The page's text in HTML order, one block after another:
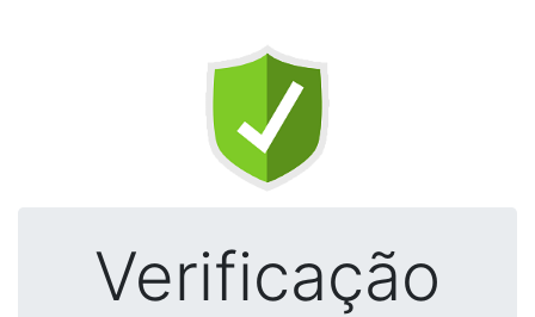
Verificação